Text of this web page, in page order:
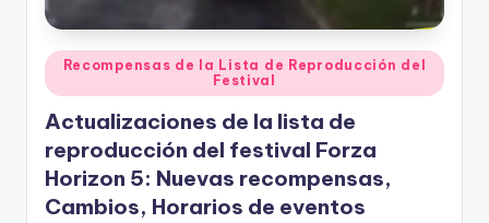
Posted
in
Recompensas de la Lista de Reproducción del
Festival
Actualizaciones de la lista de
reproducción del festival Forza
Horizon 5: Nuevas recompensas,
Cambios, Horarios de eventos